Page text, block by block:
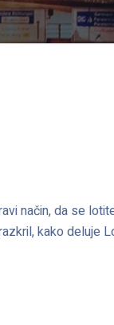
način, da se
kako deluje